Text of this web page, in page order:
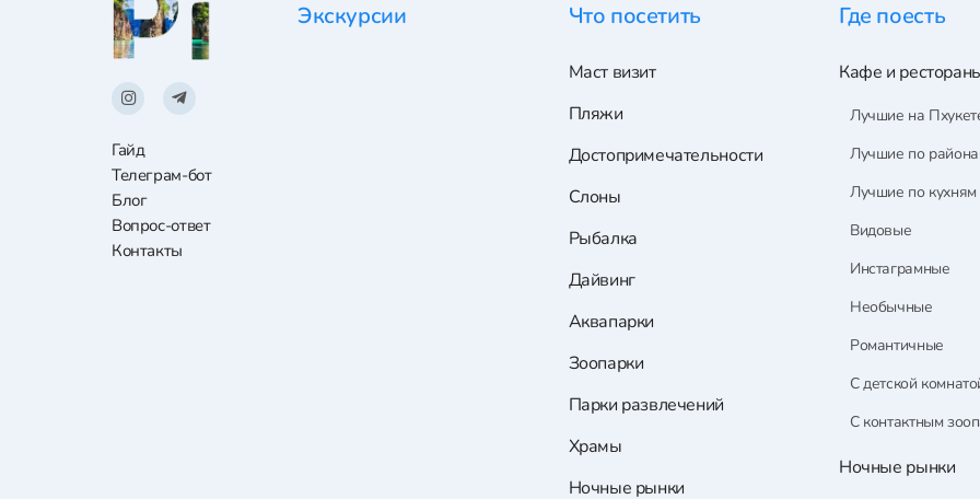
Гайд
Телеграм-бот
Блог
Вопрос-ответ
Контакты
Экскурсии Что посетить
Маст визит
Пляжи
Достопримечательности
Слоны
Рыбалка
Дайвинг
Аквапарки
Зоопарки
Парки развлечений
Храмы
Ночные рынки
Где поесть
Кафе и
Лучшие на
Лучшие по
Лучшие по кухням
Видовые
Инстаграмные
Необычные
Романтичные
С детской
С контактным
Ночные рынки